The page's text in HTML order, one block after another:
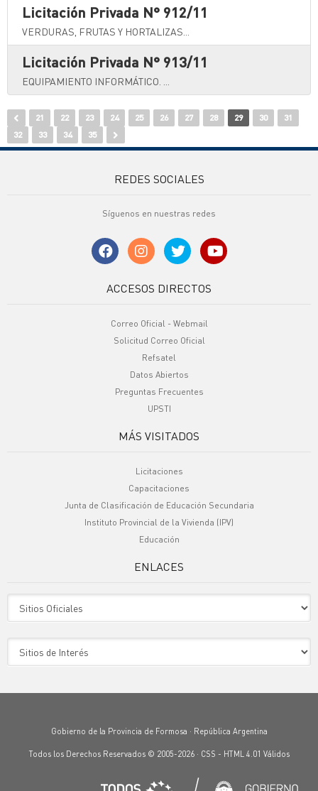
Licitación Privada N° 912/11
VERDURAS, FRUTAS Y HORTALIZAS...
Licitación Privada N° 913/11
EQUIPAMIENTO INFORMÁTICO. ...
21 22 23 24 25 26 27 28 29 30
31
32
33 34 35
REDES SOCIALES
Síguenos en nuestras redes
ACCESOS DIRECTOS
Correo Oficial - Webmail
Solicitud Correo Oficial
Refsatel
Datos Abiertos
Preguntas Frecuentes
UPSTI
MÁS VISITADOS
Licitaciones
Capacitaciones
Junta de Clasificación de Educación Secundaria
Instituto Provincial de la Vivienda (IPV)
Educación
ENLACES
Gobierno de la Provincia de Formosa · República Argentina
Todos los Derechos Reservados © 2005-2026 · CSS - HTML 4.01 Válidos